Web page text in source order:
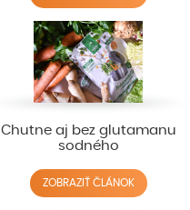
Chutne aj bez glutamanu
sodného
ZOBRAZIŤ ČLÁNOK